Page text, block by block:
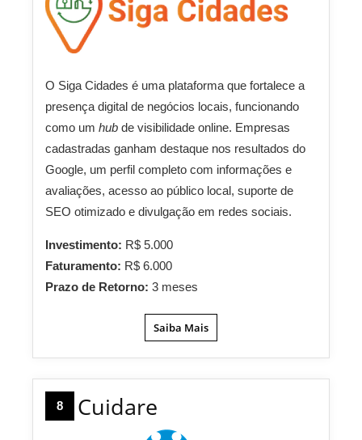
O Siga Cidades é uma plataforma que fortalece a
presença digital de negócios locais, funcionando
como um hub de visibilidade online. Empresas
cadastradas ganham destaque nos resultados do
Google, um perfil completo com informações e
avaliações, acesso ao público local, suporte de
SEO otimizado e divulgação em redes sociais.
Investimento: R$ 5.000
Faturamento: R$ 6.000
Prazo de Retorno: 3 meses
Saiba Mais
8 Cuidare